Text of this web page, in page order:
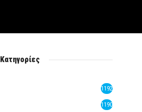
Κατηγορίες
1192
1190